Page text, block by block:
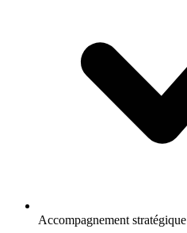
Accompagnement stratégique